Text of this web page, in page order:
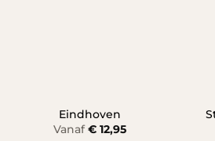
Eindhoven
Vanaf€ 12,95